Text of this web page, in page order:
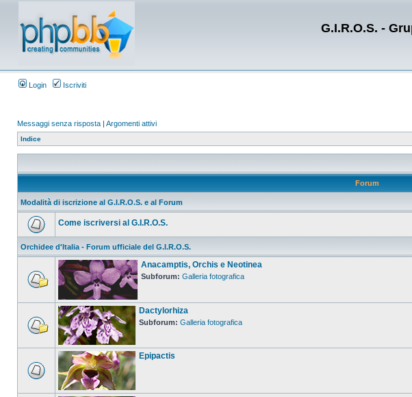
G.I.R.O.S. -
Login Iscriviti
Messaggi senza risposta | Argomenti attivi
Indice
Forum
Modalità di iscrizione al G.I.R.O.S. e al Forum
Come iscriversi al G.I.R.O.S.
Orchidee d'Italia - Forum ufficiale del G.I.R.O.S.
Anacamptis, Orchis e Neotinea
Subforum: Galleria fotografica
Dactylorhiza
Subforum: Galleria fotografica
Epipactis